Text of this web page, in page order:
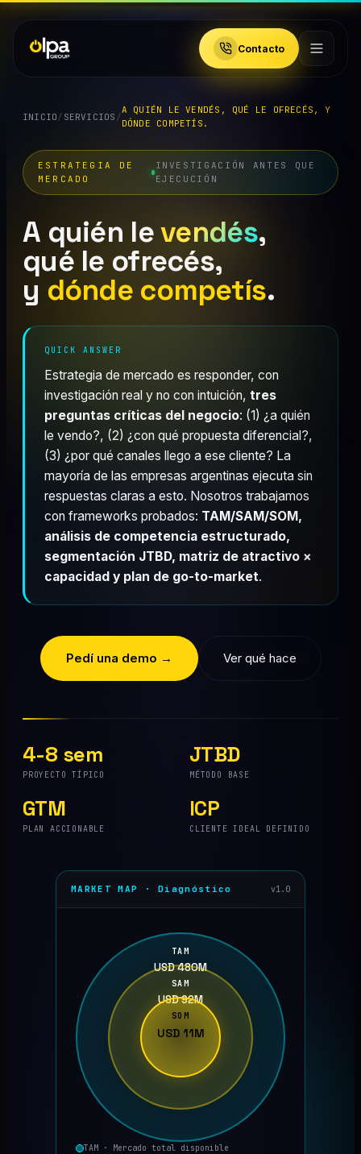
Contacto
INICIO / SERVICIOS /
A QUIÉN LE VENDÉS, QUÉ LE OFRECÉS, Y
DÓNDE COMPETÍS.
ESTRATEGIA DE
MERCADO
INVESTIGACIÓN ANTES QUE
EJECUCIÓN
A quién levendés,
qué le ofrecés,
y dónde competís.
QUICK ANSWER
Estrategia de mercado es responder, con
investigación real y no con intuición, tres
preguntas críticas del negocio: (1) ¿a quién
le vendo?, (2) ¿con qué propuesta diferencial?,
(3) ¿por qué canales llego a ese cliente? La
mayoría de las empresas argentinas ejecuta sin
respuestas claras a esto. Nosotros trabajamos
con frameworks probados: TAM/SAM/SOM,
análisis de competencia estructurado,
segmentación JTBD, matriz de atractivo ×
capacidad y plan de go-to-market.
Pedí una demo → Ver qué hace
4-8 sem
PROYECTO TÍPICO
JTBD
MÉTODO BASE
GTM
PLAN ACCIONABLE
ICP
CLIENTE IDEAL DEFINIDO
MARKET MAP · Diagnóstico v1.0
TAM
USD 480M
SAM
USD 92M
SOM
USD 11M
TAM · Mercado total disponible